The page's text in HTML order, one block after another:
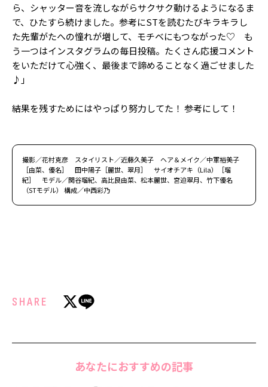
ら、シャッター音を流しながらサクサク動けるようになるま
で、ひたすら続けました。参考にSTを読むたびキラキラし
た先輩がたへの憧れが増して、モチベにもつながった♡ も
う一つはインスタグラムの毎日投稿。たくさん応援コメント
をいただけて心強く、最後まで諦めることなく過ごせました
♪」
結果を残すためにはやっぱり努力してた！ 参考にして！
撮影／花村克彦 スタイリスト／近藤久美子 ヘア＆メイク／中軍裕美子
［由菜、優名］ 田中陽子［麗世、翠月］ サイオチアキ（Lila）［瑠
紀］ モデル／関谷瑠紀、高比良由菜、松本麗世、宮迫翠月、竹下優名
（STモデル） 構成／中西彩乃
SHARE
あなたにおすすめの記事